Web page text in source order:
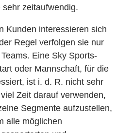
zeitaufwendig.
Kunden interessieren sich
Regel verfolgen sie nur
Eine Sky Sports-
oder Mannschaft, für die
ist i. d. R. nicht sehr
Zeit darauf verwenden,
Segmente aufzustellen,
alle möglichen